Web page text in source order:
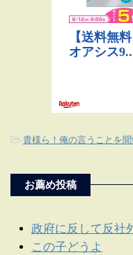
-貴様ら！俺の言うことを
お薦め投稿
政府に反して反社
この子どうよ